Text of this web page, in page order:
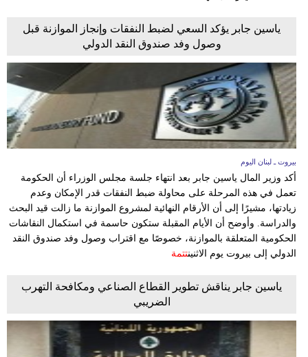
ياسين جابر يؤكد السعي لضبط النفقات وإنجاز الموازنة قبل
وصول وفد صندوق النقد الدولي
بيروت ـ لبنان اليوم
أكد وزير المال ياسين جابر بعد انتهاء جلسة مجلس الوزراء أن الحكومة
تعمل في هذه المرحلة على محاولة ضبط النفقات قدر الإمكان وعدم
زيادتها، مشيرًا إلى أن الأرقام النهائية لمشروع الموازنة ما زالت قيد البحث
والدراسة. وأوضح أن الأيام المقبلة ستكون حاسمة في استكمال النقاشات
الحكومية المتعلقة بالموازنة، خصوصًا مع اقتراب وصول وفد صندوق النقد
الدولي إلى بيروت يوم الاثنينتتمة
ياسين جابر يناقش تطوير القطاع الصناعي ومكافحة التهرب
الضريبي